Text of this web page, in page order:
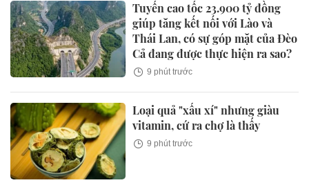
Tuyến cao tốc 23.900 tỷ đồng
giúp tăng kết nối với Lào và
Thái Lan, có sự góp mặt của Đèo
Cả đang được thực hiện ra sao?
9 phút trước
Loại quả "xấu xí" nhưng giàu
vitamin, cứ ra chợ là thấy
9 phút trước